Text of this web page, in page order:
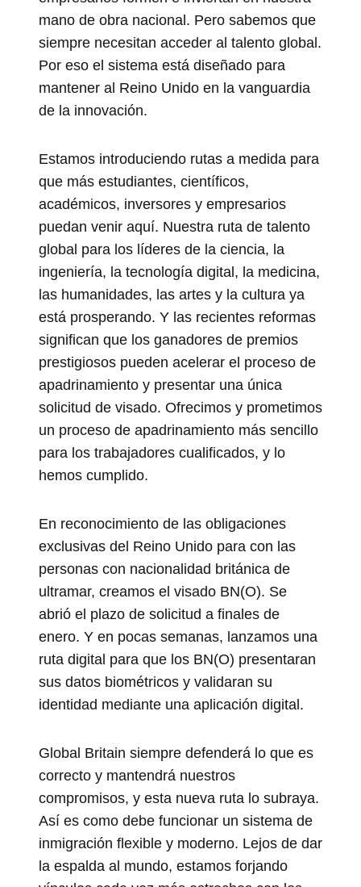
mano de obra nacional. Pero sabemos que
siempre necesitan acceder al talento global.
Por eso el sistema está diseñado para
mantener al Reino Unido en la vanguardia
de la innovación.
Estamos introduciendo rutas a medida para
que más estudiantes, científicos,
académicos, inversores y empresarios
puedan venir aquí. Nuestra ruta de talento
global para los líderes de la ciencia, la
ingeniería, la tecnología digital, la medicina,
las humanidades, las artes y la cultura ya
está prosperando. Y las recientes reformas
significan que los ganadores de premios
prestigiosos pueden acelerar el proceso de
apadrinamiento y presentar una única
solicitud de visado. Ofrecimos y prometimos
un proceso de apadrinamiento más sencillo
para los trabajadores cualificados, y lo
hemos cumplido.
En reconocimiento de las obligaciones
exclusivas del Reino Unido para con las
personas con nacionalidad británica de
ultramar, creamos el visado BN(O). Se
abrió el plazo de solicitud a finales de
enero. Y en pocas semanas, lanzamos una
ruta digital para que los BN(O) presentaran
sus datos biométricos y validaran su
identidad mediante una aplicación digital.
Global Britain siempre defenderá lo que es
correcto y mantendrá nuestros
compromisos, y esta nueva ruta lo subraya.
Así es como debe funcionar un sistema de
inmigración flexible y moderno. Lejos de dar
la espalda al mundo, estamos forjando